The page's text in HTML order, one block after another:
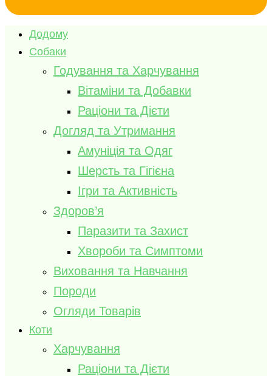
Додому
Собаки
Годування та Харчування
Вітаміни та Добавки
Раціони та Дієти
Догляд та Утримання
Амуніція та Одяг
Шерсть та Гігієна
Ігри та Активність
Здоров’я
Паразити та Захист
Хвороби та Симптоми
Виховання та Навчання
Породи
Огляди Товарів
Коти
Харчування
Раціони та Дієти